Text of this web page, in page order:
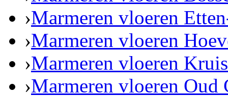
›Marmeren vloeren
›Marmeren vloeren
›Marmeren vloeren
›Marmeren vloeren Oud